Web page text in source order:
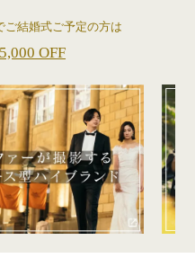
ご結婚式ご予定の方は
OFF